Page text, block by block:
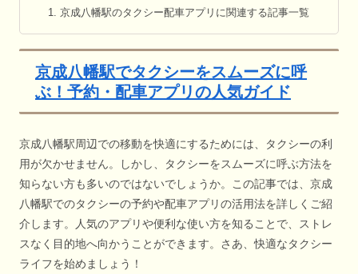
京成八幡駅のタクシー配車アプリに関連する記事一覧
京成八幡駅でタクシーをスムーズに呼
ぶ！予約・配車アプリの人気ガイド
京成八幡駅周辺での移動を快適にするためには、タクシーの利
用が欠かせません。しかし、タクシーをスムーズに呼ぶ方法を
知らない方も多いのではないでしょうか。この記事では、京成
八幡駅でのタクシーの予約や配車アプリの活用法を詳しくご紹
介します。人気のアプリや便利な使い方を知ることで、ストレ
スなく目的地へ向かうことができます。さあ、快適なタクシー
ライフを始めましょう！